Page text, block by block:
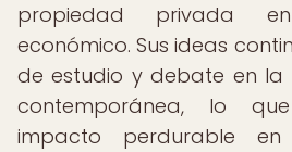
propiedad privada
económico. Sus ideas
de estudio y debate en la
contemporánea, lo
impacto perdurable en